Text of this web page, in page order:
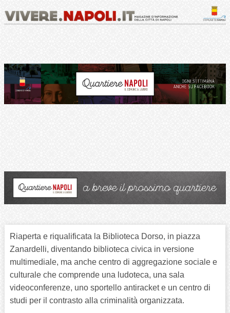
Chiudi
COME FARE LA RACCOLTA DIFFERENZIATA
ISOLE ECOLOGICHE
GIOVANI
ZTL NAPOLI
SCUOLA
TEMPO LIBERO
PARI OPPORTUNITÀ
Riaperta e riqualificata la Biblioteca Dorso, in piazza
Zanardelli, diventando biblioteca civica in versione
multimediale, ma anche centro di aggregazione sociale e
culturale che comprende una ludoteca, una sala
videoconferenze, uno sportello antiracket e un centro di
studi per il contrasto alla criminalità organizzata.